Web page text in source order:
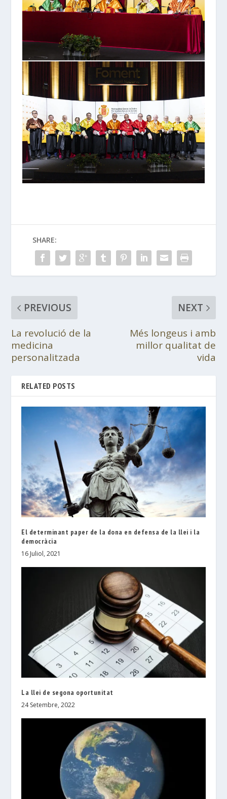
SHARE:
PREVIOUS
La revolució de la
medicina
personalitzada
NEXT
Més longeus i amb
millor qualitat de
vida
RELATED POSTS
El determinant paper de la dona en defensa de la llei i la
democràcia
16 Juliol, 2021
La llei de segona oportunitat
24 Setembre, 2022